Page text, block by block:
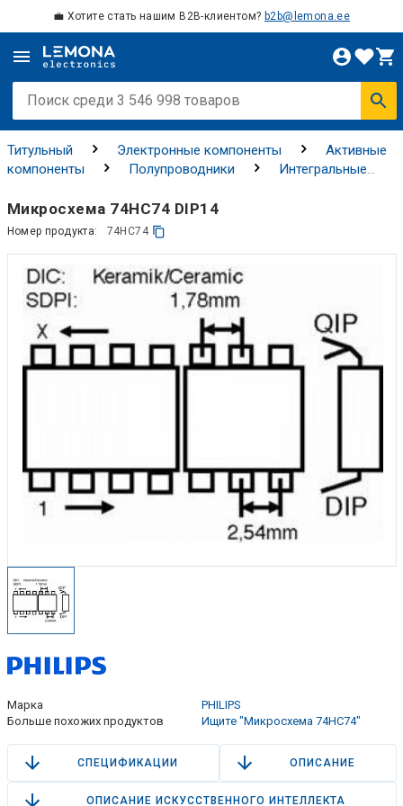
💼 Хотите стать нашим B2B-клиентом? b2b@lemona.ee
Титульный Электронные компоненты
Активные
компоненты
Полупроводники
Интегральные
Микросхема 74HC74 DIP14
Номер продукта: 74HC74
Марка
PHILIPS
Больше похожих продуктов
Ищите "Микросхема 74HC74"
СПЕЦИФИКАЦИИ ОПИСАНИЕ
ОПИСАНИЕ ИСКУССТВЕННОГО ИНТЕЛЛЕКТА